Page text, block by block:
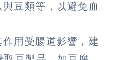
豆類等，以避免血
用受腸道影響，建